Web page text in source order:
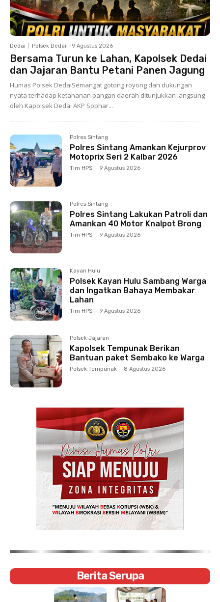
Dedai Polsek Dedai - 9 Agustus 2026
Bersama Turun ke Lahan, Kapolsek Dedai
dan Jajaran Bantu Petani Panen Jagung
Humas Polsek DedaiSemangat gotong royong dan dukungan
nyata terhadap ketahanan pangan daerah ditunjukkan langsung
oleh Kapolsek Dedai AKP Sophar...
Polres Sintang
Polres Sintang Amankan Kejurprov
Motoprix Seri 2 Kalbar 2026
Tim HPS - 9 Agustus 2026
Polres Sintang
Polres Sintang Lakukan Patroli dan
Amankan 40 Motor Knalpot Brong
Tim HPS - 9 Agustus 2026
Kayan Hulu
Polsek Kayan Hulu Sambang Warga
dan Ingatkan Bahaya Membakar
Lahan
Tim HPS - 9 Agustus 2026
Polsek Jajaran
Kapolsek Tempunak Berikan
Bantuan paket Sembako ke Warga
Polsek Tempunak - 8 Agustus 2026
Berita Serupa